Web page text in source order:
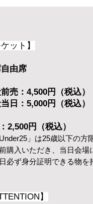
ケット】
由席
売：4,500円​（税込）
日：5,000円​（税込）
2,500円​（税込）
」は25歳以下の方
購入いただき、当日会場
必ず身分証明できる物を
】